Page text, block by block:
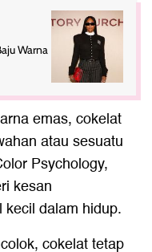
Warna
emas, cokelat
atau sesuatu
Psychology,
kesan
dalam hidup.
cokelat tetap